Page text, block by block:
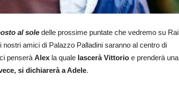
al sole delle prossime puntate che vedremo su Rai
nostri amici di Palazzo Palladini saranno al centro di
penserà Alex la quale lascerà Vittorio e prenderà una
si dichiarerà a Adele.